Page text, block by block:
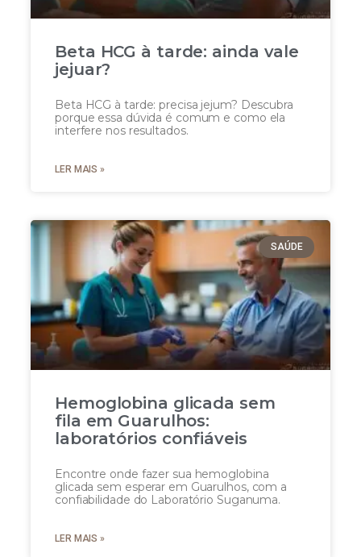
Beta HCG à tarde: ainda vale
jejuar?
Beta HCG à tarde: precisa jejum? Descubra
porque essa dúvida é comum e como ela
interfere nos resultados.
LER MAIS »
SAÚDE
Hemoglobina glicada sem
fila em Guarulhos:
laboratórios confiáveis
Encontre onde fazer sua hemoglobina
glicada sem esperar em Guarulhos, com a
confiabilidade do Laboratório Suganuma.
LER MAIS »